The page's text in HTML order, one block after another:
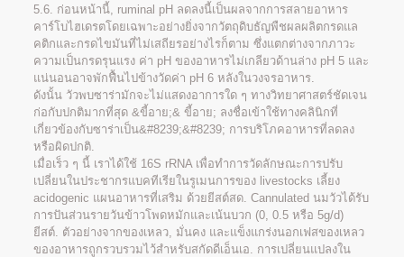
5.6. ก่อนหน้านี้, ruminal pH ลดลงนี้เป็นผลจากการสลายอาหาร
คาร์โบไฮเดรตโดยเฉพาะอย่างยิ่งจากวัตถุดิบธัญพืชผลผลิตกรดแล
คติกและกรดไขมันที่ไม่เสถียรอย่างไรก็ตาม ซึ่งแตกต่างจากภาวะ
ความเป็นกรดรุนแรง ค่า pH ของอาหารไม่เกลียวด้านล่าง pH 5 และ
แน่นอนอาจพักฟื้นไปข้างวัดค่า pH 6 หลังในวงจรอาหาร.
ดังนั้น วัวพบซาร่ามักจะไม่แสดงอาการใด ๆ ทางวิทยาศาสตร์ชัดเจน
ก่อกับปกติมากที่สุด &ขี้อาย;& ขี้อาย; ลงชื่อเข้าใช้ทางคลินิกที่
เกี่ยวข้องกับซาร่าเป็น&#8239;&#8239; การบริโภคอาหารที่ลดลง
หรือผิดปกติ.
เมื่อเร็ว ๆ นี้ เราได้ใช้ 16S rRNA เพื่อทำการวัดลักษณะการปรับ
เปลี่ยนในประชากรแบคทีเรียในรูเมนการของ livestocks เลี้ยง
acidogenic แผนอาหารที่เสริม ด้วยยีสต์สด. Cannulated นมวัวได้รับ
การปันส่วนรายวันข้าวโพดหมักและเน้นบวก (0, 0.5 หรือ 5g/d)
ยีสต์. ตัวอย่างจากของเหลว, มั่นคง และแข็งแกร่งนอกเฟสของเหลว
ของอาหารถูกรวบรวมไว้สำหรับสกัดดีเอ็นเอ. การเปลี่ยนแปลงใน